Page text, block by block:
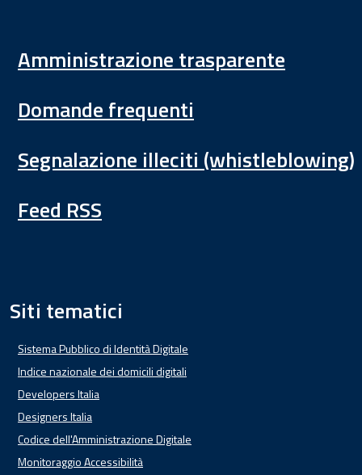
Amministrazione trasparente
Domande frequenti
Segnalazione illeciti (whistleblowing)
Feed RSS
Siti tematici
Sistema Pubblico di Identità Digitale
Indice nazionale dei domicili digitali
Developers Italia
Designers Italia
Codice dell'Amministrazione Digitale
Monitoraggio Accessibilità